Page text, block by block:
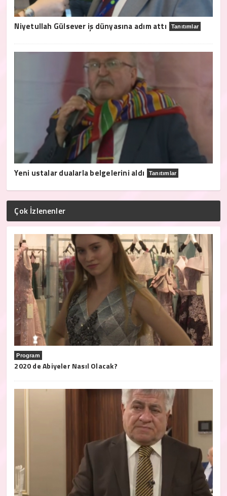
Niyetullah Gülsever iş dünyasına adım attı Tanıtımlar
Yeni ustalar dualarla belgelerini aldı Tanıtımlar
Çok İzlenenler
Program
2020 de Abiyeler Nasıl Olacak?